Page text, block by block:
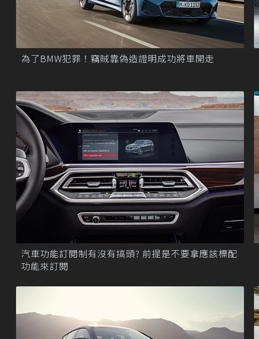
為了BMW犯罪！竊賊靠偽造證明成功將車開走
汽車功能訂閱制有沒有搞頭? 前提是不要拿應該標配
功能來訂閱